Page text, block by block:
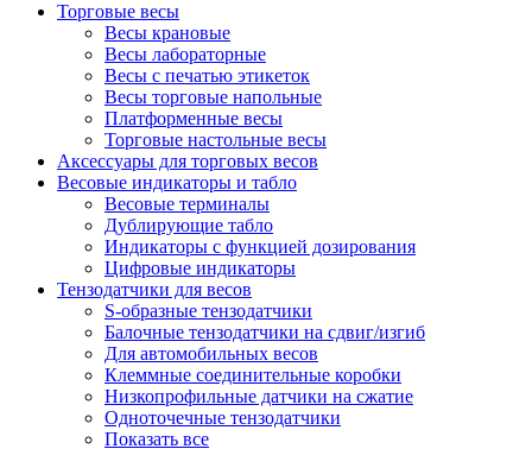
Торговые весы
Весы крановые
Весы лабораторные
Весы с печатью этикеток
Весы торговые напольные
Платформенные весы
Торговые настольные весы
Аксессуары для торговых весов
Весовые индикаторы и табло
Весовые терминалы
Дублирующие табло
Индикаторы с функцией дозирования
Цифровые индикаторы
Тензодатчики для весов
S-образные тензодатчики
Балочные тензодатчики на сдвиг/изгиб
Для автомобильных весов
Клеммные соединительные коробки
Низкопрофильные датчики на сжатие
Одноточечные тензодатчики
Показать все